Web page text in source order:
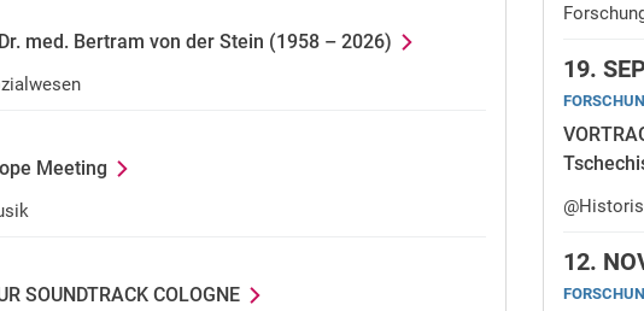
med. Bertram von der Stein (1958 – 2026)
Meeting
SOUNDTRACK COLOGNE
19.
12.